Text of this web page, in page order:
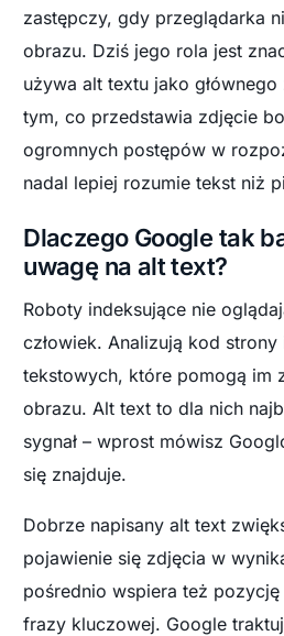
zastępczy, gdy przeglądarka
obrazu. Dziś jego rola jest
używa alt textu jako
tym, co przedstawia zdjęcie
ogromnych postępów w
nadal lepiej rozumie tekst niż
Dlaczego Google tak
uwagę na alt text?
Roboty indeksujące nie
człowiek. Analizują kod strony
tekstowych, które pomogą im
obrazu. Alt text to dla nich
sygnał – wprost mówisz
się znajduje.
Dobrze napisany alt text
pojawienie się zdjęcia w
pośrednio wspiera też pozycję
frazy kluczowej. Google